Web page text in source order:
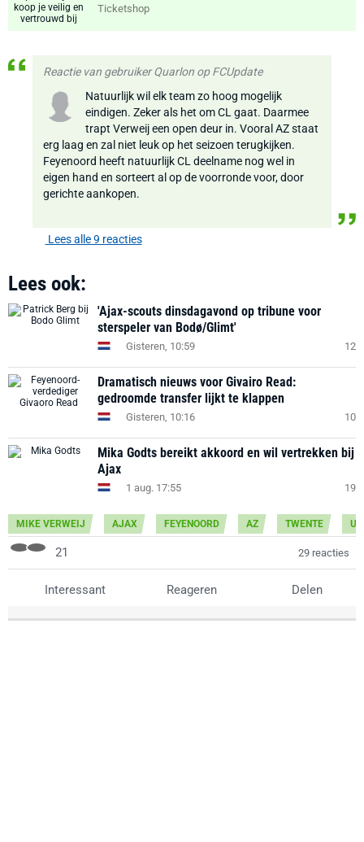
Ticketshop
Reactie van gebruiker Quarlon op FCUpdate
Natuurlijk wil elk team zo hoog mogelijk
eindigen. Zeker als het om CL gaat. Daarmee
trapt Verweij een open deur in. Vooral AZ staat
erg laag en zal niet leuk op het seizoen terugkijken.
Feyenoord heeft natuurlijk CL deelname nog wel in
eigen hand en sorteert al op de voorronde voor, door
gerichte aankopen.
Lees alle 9 reacties
Lees ook:
'Ajax-scouts dinsdagavond op tribune voor
sterspeler van Bodø/Glimt'
Gisteren, 10:59 12
Dramatisch nieuws voor Givairo Read:
gedroomde transfer lijkt te klappen
Gisteren, 10:16 10
Mika Godts bereikt akkoord en wil vertrekken bij
Ajax
1 aug. 17:55 19
MIKE VERWEIJ AJAX FEYENOORD AZ TWENTE
21 29 reacties
Interessant Reageren Delen